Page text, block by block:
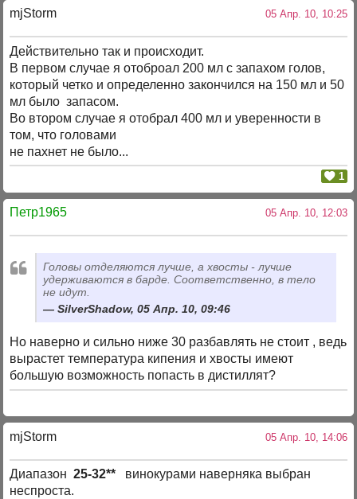
mjStоrm 05 Апр. 10, 10:25
Действительно так и происходит.
В первом случае я отоброал 200 мл с запахом голов,
который четко и определенно закончился на 150 мл и 50
мл было запасом.
Во втором случае я отобрал 400 мл и уверенности в
том, что головами
не пахнет не было...
1
Петр1965 05 Апр. 10, 12:03
Головы отделяются лучше, а хвосты - лучше
удерживаются в барде. Соответственно, в тело
не идут.
SilverShadow, 05 Апр. 10, 09:46
Но наверно и сильно ниже 30 разбавлять не стоит , ведь
вырастет температура кипения и хвосты имеют
большую возможность попасть в дистиллят?
mjStоrm 05 Апр. 10, 14:06
Диапазон25-32**
винокурами наверняка выбран
неспроста.